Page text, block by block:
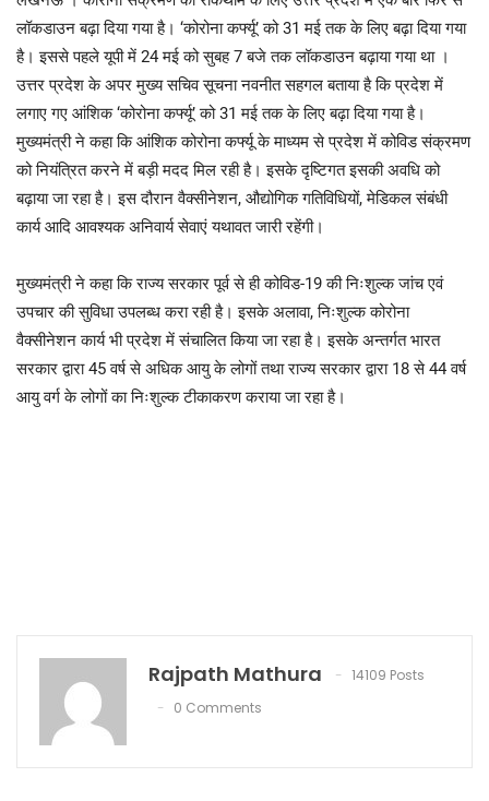
लॉकडाउन बढ़ा दिया गया है। ‘कोरोना कर्फ्यू’ को 31 मई तक के लिए बढ़ा दिया गया
है। इससे पहले यूपी में 24 मई को सुबह 7 बजे तक लॉकडाउन बढ़ाया गया था ।
उत्तर प्रदेश के अपर मुख्य सचिव सूचना नवनीत सहगल बताया है कि प्रदेश में
लगाए गए आंशिक ‘कोरोना कर्फ्यू’ को 31 मई तक के लिए बढ़ा दिया गया है।
मुख्यमंत्री ने कहा कि आंशिक कोरोना कर्फ्यू के माध्यम से प्रदेश में कोविड संक्रमण
को नियंत्रित करने में बड़ी मदद मिल रही है। इसके दृष्टिगत इसकी अवधि को
बढ़ाया जा रहा है। इस दौरान वैक्सीनेशन, औद्योगिक गतिविधियों, मेडिकल संबंधी
कार्य आदि आवश्यक अनिवार्य सेवाएं यथावत जारी रहेंगी।
मुख्यमंत्री ने कहा कि राज्य सरकार पूर्व से ही कोविड-19 की निःशुल्क जांच एवं
उपचार की सुविधा उपलब्ध करा रही है। इसके अलावा, निःशुल्क कोरोना
वैक्सीनेशन कार्य भी प्रदेश में संचालित किया जा रहा है। इसके अन्तर्गत भारत
सरकार द्वारा 45 वर्ष से अधिक आयु के लोगों तथा राज्य सरकार द्वारा 18 से 44 वर्ष
आयु वर्ग के लोगों का निःशुल्क टीकाकरण कराया जा रहा है।
Rajpath Mathura
14109 Posts
0 Comments